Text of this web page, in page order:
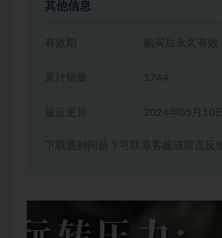
其他信息
有效期 购买后永久有效
累计销量 1744
2024年05月10日
下载遇到问题？可联系客服或留言反馈